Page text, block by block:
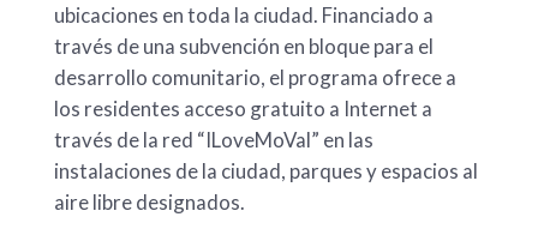
ubicaciones en toda la ciudad. Financiado a
través de una subvención en bloque para el
desarrollo comunitario, el programa ofrece a
los residentes acceso gratuito a Internet a
través de la red “ILoveMoVal” en las
instalaciones de la ciudad, parques y espacios al
aire libre designados.